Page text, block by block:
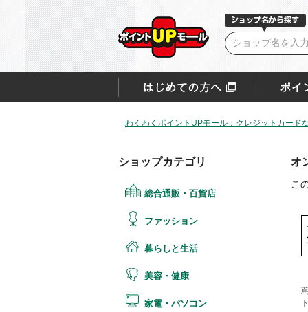
わくわくポイントUPモール：クレジットカード
ショップカテゴリ
総合通販・百貨店
ファッション
暮らしと生活
美容・健康
家電・パソコン
オ
こ